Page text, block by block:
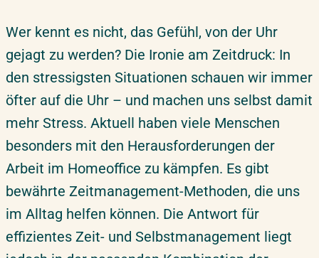
Weniger Zeitdruck in der Arbeit – kann man lernen
Wer kennt es nicht, das Gefühl, von der Uhr
gejagt zu werden? Die Ironie am Zeitdruck: In
den stressigsten Situationen schauen wir immer
öfter auf die Uhr – und machen uns selbst damit
mehr Stress. Aktuell haben viele Menschen
besonders mit den Herausforderungen der
Arbeit im Homeoffice zu kämpfen. Es gibt
bewährte Zeitmanagement-Methoden, die uns
im Alltag helfen können. Die Antwort für
effizientes Zeit- und Selbstmanagement liegt